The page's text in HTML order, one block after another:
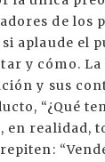
de los
aplaude el
y cómo.
y sus
“¿Qué
en realidad,